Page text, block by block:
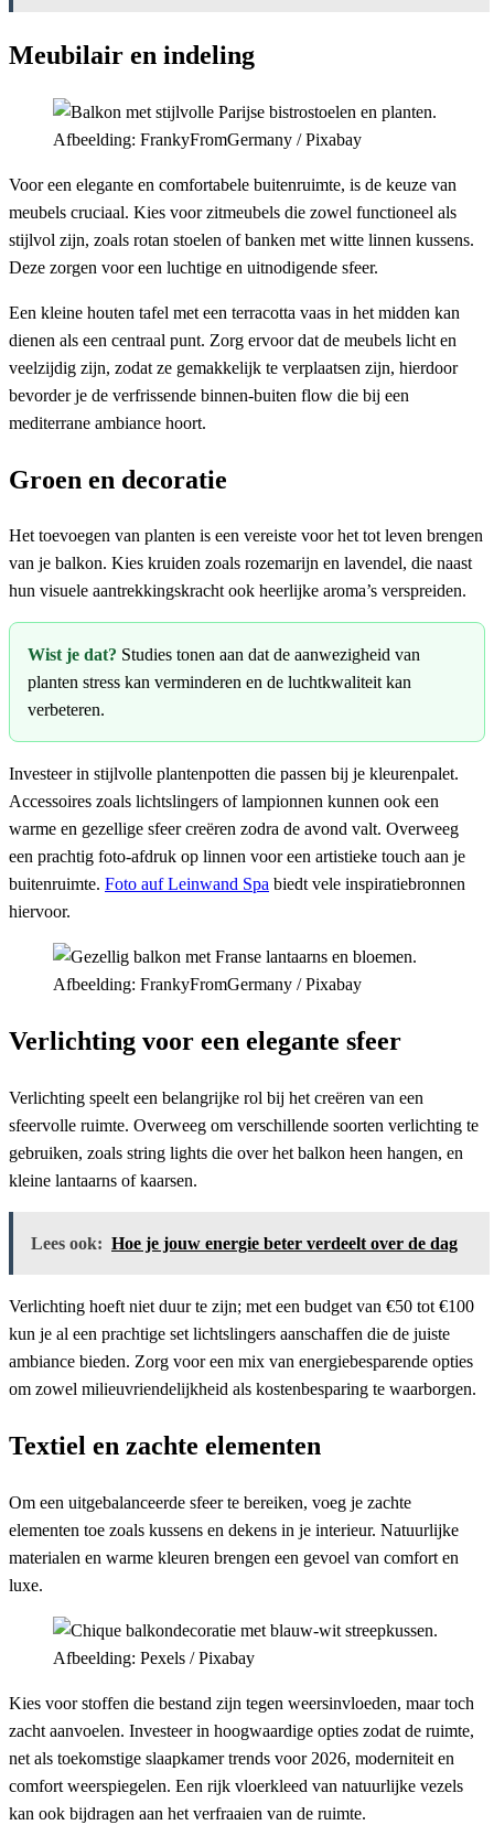
Meubilair en indeling
Afbeelding: FrankyFromGermany / Pixabay
Voor een elegante en comfortabele buitenruimte, is de keuze van
meubels cruciaal. Kies voor zitmeubels die zowel functioneel als
stijlvol zijn, zoals rotan stoelen of banken met witte linnen kussens.
Deze zorgen voor een luchtige en uitnodigende sfeer.
Een kleine houten tafel met een terracotta vaas in het midden kan
dienen als een centraal punt. Zorg ervoor dat de meubels licht en
veelzijdig zijn, zodat ze gemakkelijk te verplaatsen zijn, hierdoor
bevorder je de verfrissende binnen-buiten flow die bij een
mediterrane ambiance hoort.
Groen en decoratie
Het toevoegen van planten is een vereiste voor het tot leven brengen
van je balkon. Kies kruiden zoals rozemarijn en lavendel, die naast
hun visuele aantrekkingskracht ook heerlijke aroma’s verspreiden.
Wist je dat? Studies tonen aan dat de aanwezigheid van
planten stress kan verminderen en de luchtkwaliteit kan
verbeteren.
Investeer in stijlvolle plantenpotten die passen bij je kleurenpalet.
Accessoires zoals lichtslingers of lampionnen kunnen ook een
warme en gezellige sfeer creëren zodra de avond valt. Overweeg
een prachtig foto-afdruk op linnen voor een artistieke touch aan je
buitenruimte. Foto auf Leinwand Spa biedt vele inspiratiebronnen
hiervoor.
Afbeelding: FrankyFromGermany / Pixabay
Verlichting voor een elegante sfeer
Verlichting speelt een belangrijke rol bij het creëren van een
sfeervolle ruimte. Overweeg om verschillende soorten verlichting te
gebruiken, zoals string lights die over het balkon heen hangen, en
kleine lantaarns of kaarsen.
Lees ook: Hoe je jouw energie beter verdeelt over de dag
Verlichting hoeft niet duur te zijn; met een budget van €50 tot €100
kun je al een prachtige set lichtslingers aanschaffen die de juiste
ambiance bieden. Zorg voor een mix van energiebesparende opties
om zowel milieuvriendelijkheid als kostenbesparing te waarborgen.
Textiel en zachte elementen
Om een uitgebalanceerde sfeer te bereiken, voeg je zachte
elementen toe zoals kussens en dekens in je interieur. Natuurlijke
materialen en warme kleuren brengen een gevoel van comfort en
luxe.
Afbeelding: Pexels / Pixabay
Kies voor stoffen die bestand zijn tegen weersinvloeden, maar toch
zacht aanvoelen. Investeer in hoogwaardige opties zodat de ruimte,
net als toekomstige slaapkamer trends voor 2026, moderniteit en
comfort weerspiegelen. Een rijk vloerkleed van natuurlijke vezels
kan ook bijdragen aan het verfraaien van de ruimte.